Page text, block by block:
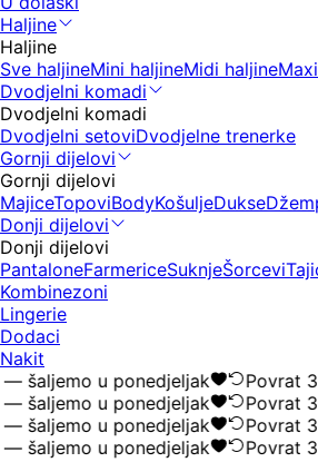
Haljine
Haljine
Sve haljineMini haljineMidi haljine
Dvodjelni komadi
Dvodjelni komadi
Dvodjelni setoviDvodjelne trenerke
Gornji dijelovi
Gornji dijelovi
MajiceTopoviBodyKošuljeDukse
Donji dijelovi
Donji dijelovi
PantaloneFarmericeSuknjeŠorcevi
Kombinezoni
Lingerie
Dodaci
Nakit
u ponedjeljak
Povrat 30
u ponedjeljak
Povrat 30
u ponedjeljak
Povrat 30
u ponedjeljak
Povrat 30